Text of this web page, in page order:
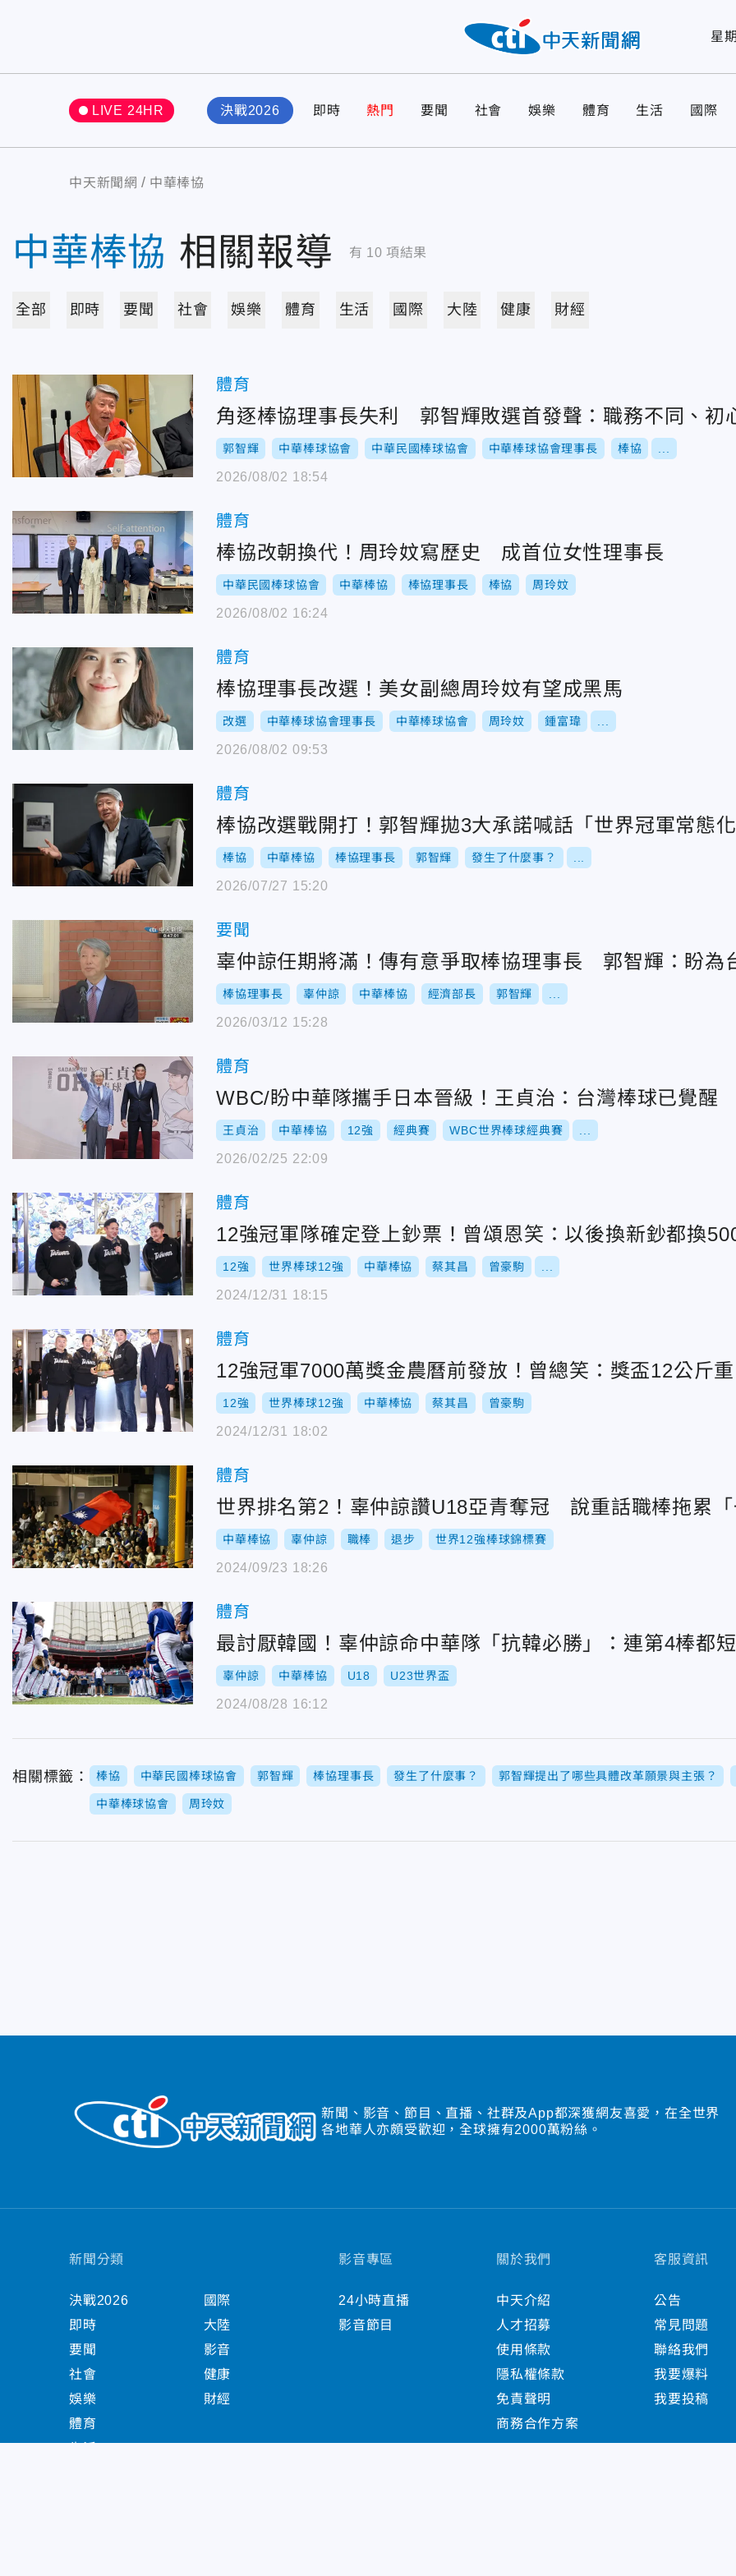
星
LIVE 24HR 決戰2026 即時 熱門 要聞 社會 娛樂 體育 生活 國際
中天新聞網 中華棒協
中華棒協 相關報導 有 10 項結果
全部 即時 要聞 社會 娛樂 體育 生活 國際 大陸 健康 財經
體育
角逐棒協理事長失利 郭智輝敗選首發聲：職務不同、初
郭智輝 中華棒球協會 中華民國棒球協會 中華棒球協會理事長 棒協
2026/08/02 18:54
體育
棒協改朝換代！周玲妏寫歷史 成首位女性理事長
中華民國棒球協會 中華棒協 棒協理事長 棒協 周玲妏
2026/08/02 16:24
體育
棒協理事長改選！美女副總周玲妏有望成黑馬
改選 中華棒球協會理事長 中華棒球協會 周玲妏 鍾富瑋
2026/08/02 09:53
體育
棒協改選戰開打！郭智輝拋3大承諾喊話「世界冠軍常態
棒協 中華棒協 棒協理事長 郭智輝 發生了什麼事？
2026/07/27 15:20
要聞
辜仲諒任期將滿！傳有意爭取棒協理事長 郭智輝：盼為
棒協理事長 辜仲諒 中華棒協 經濟部長 郭智輝
2026/03/12 15:28
體育
WBC/盼中華隊攜手日本晉級！王貞治：台灣棒球已覺醒
王貞治 中華棒協 12強 經典賽 WBC世界棒球經典賽
2026/02/25 22:09
體育
12強冠軍隊確定登上鈔票！曾頌恩笑：以後換新鈔都換
12強 世界棒球12強 中華棒協 蔡其昌 曾豪駒
2024/12/31 18:15
體育
12強冠軍7000萬獎金農曆前發放！曾總笑：獎盃12公斤
12強 世界棒球12強 中華棒協 蔡其昌 曾豪駒
2024/12/31 18:02
體育
世界排名第2！辜仲諒讚U18亞青奪冠 說重話職棒拖累
中華棒協 辜仲諒 職棒 退步 世界12強棒球錦標賽
2024/09/23 18:26
體育
最討厭韓國！辜仲諒命中華隊「抗韓必勝」：連第4棒都
辜仲諒 中華棒協 U18 U23世界盃
2024/08/28 16:12
相關標籤： 棒協 中華民國棒球協會 郭智輝 棒協理事長 發生了什麼事？ 郭智輝提出了哪些具體改革願景與主張？
中華棒球協會 周玲妏
新聞、影音、節目、直播、社群及App都深獲網友喜愛，在全世界
各地華人亦頗受歡迎，全球擁有2000萬粉絲。
新聞分類
決戰2026
即時
要聞
社會
娛樂
體育
國際
大陸
影音
健康
財經
影音專區
24小時直播
影音節目
關於我們
中天介紹
人才招募
使用條款
隱私權條款
免責聲明
商務合作方案
客服資訊
公告
常見問題
聯絡我們
我要爆料
我要投稿